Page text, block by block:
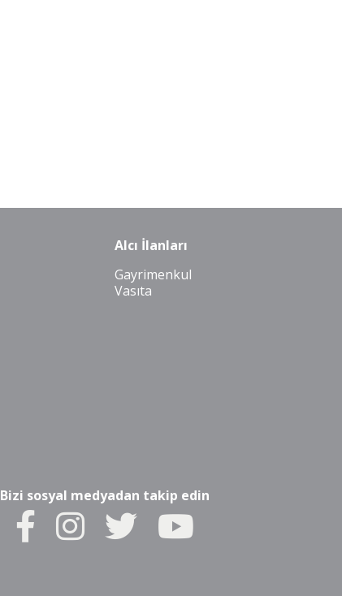
Alcı İlanları
Gayrimenkul
Vasıta
Bizi sosyal medyadan takip edin